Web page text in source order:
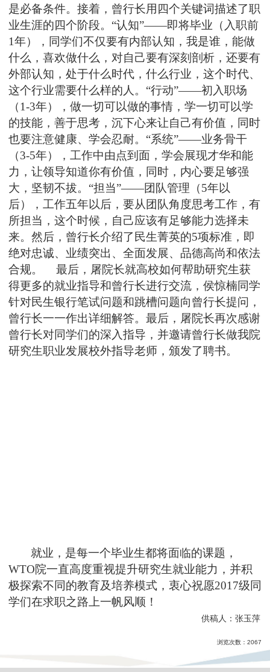
是必备条件。接着，曾行长用四个关键词描述了职
业生涯的四个阶段。“认知”——即将毕业（入职前
1年），同学们不仅要有内部认知，我是谁，能做
什么，喜欢做什么，对自己要有深刻剖析，还要有
外部认知，处于什么时代，什么行业，这个时代、
这个行业需要什么样的人。“行动”——初入职场
（1-3年），做一切可以做的事情，学一切可以学
的技能，善于思考，沉下心来让自己有价值，同时
也要注意健康、学会忍耐。“系统”——业务骨干
（3-5年），工作中由点到面，学会展现才华和能
力，让领导知道你有价值，同时，内心要足够强
大，坚韧不拔。“担当”——团队管理（5年以
后），工作五年以后，要从团队角度思考工作，有
所担当，这个时候，自己应该有足够能力选择未
来。然后，曾行长介绍了民生菁英的5项标准，即
绝对忠诚、业绩突出、全面发展、品德高尚和依法
合规。
最后，屠院长就高校如何帮助研究生获
得更多的就业指导和曾行长进行交流，侯惊楠同学
针对民生银行笔试问题和跳槽问题向曾行长提问，
曾行长一一作出详细解答。最后，屠院长再次感谢
曾行长对同学们的深入指导，并邀请曾行长做我院
研究生职业发展校外指导老师，颁发了聘书。
就业，是每一个毕业生都将面临的课题，
WTO院一直高度重视提升研究生就业能力，并积
极探索不同的教育及培养模式，衷心祝愿2017级同
学们在求职之路上一帆风顺！
供稿人：张玉萍
浏览次数： 2067